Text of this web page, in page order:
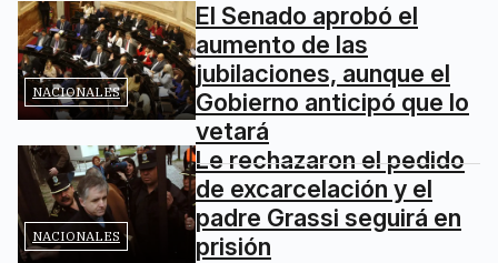
NACIONALES
El Senado aprobó el
aumento de las
jubilaciones, aunque el
Gobierno anticipó que lo
vetará
NACIONALES
Le rechazaron el pedido
de excarcelación y el
padre Grassi seguirá en
prisión